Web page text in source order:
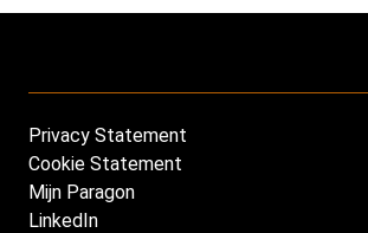
Footer
NL
Privacy Statement
Cookie Statement
Mijn Paragon
LinkedIn